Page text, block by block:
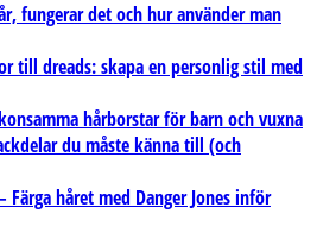
fungerar det och hur använder man
till dreads: skapa en personlig stil med
hårborstar för barn och vuxna
du måste känna till (och
Färga håret med Danger Jones inför